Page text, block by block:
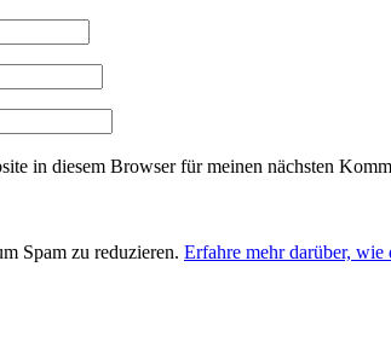
in diesem Browser für meinen nächsten
Spam zu reduzieren. Erfahre mehr darüber, wie